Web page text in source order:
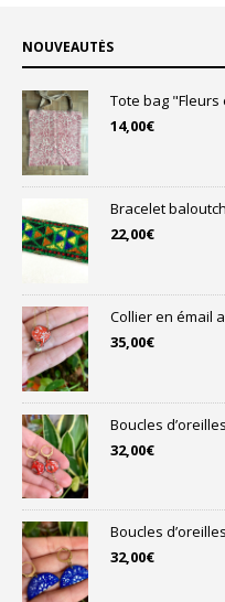
NOUVEAUTÉS
Tote bag "Fleurs
14,00€
Bracelet
22,00€
Collier en émail
35,00€
Boucles
32,00€
Boucles
32,00€